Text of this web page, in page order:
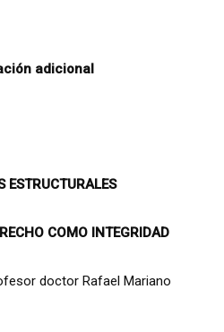
adicional
ESTRUCTURALES
COMO INTEGRIDAD
doctor Rafael Mariano